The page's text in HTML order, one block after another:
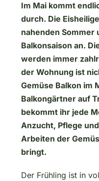
Im Mai kommt
durch. Die
nahenden Sommer
Balkonsaison an.
werden immer
der Wohnung ist
Gemüse Balkon im
Balkongärtner auf
bekommt ihr jede
Anzucht, Pflege
Arbeiten der
bringt.
Der Frühling ist in